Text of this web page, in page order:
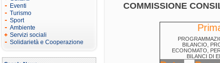
Eventi
Turismo
Sport
Ambiente
Servizi sociali
Solidarietà e Cooperazione
COMMISSIONE
BILANCIO,
ECONOMATO,
BILANCI DI